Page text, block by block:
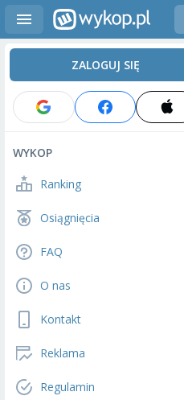
ZALOGUJ SIĘ
WYKOP
Ranking
Osiągnięcia
FAQ
O nas
Kontakt
Reklama
Regulamin